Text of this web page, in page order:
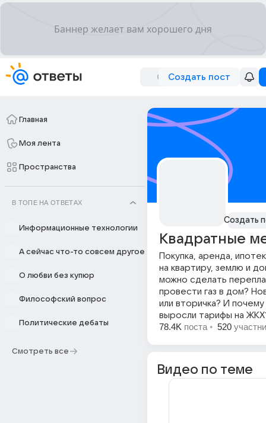
Создать пост
Главная
Моя лента
Пространства
В ТОПЕ НА ОТВЕТАХ
Информационные технологии
А сейчас что-то совсем другое
О любви без купюр
Философский вопрос
Политические дебаты
Смотреть все
Создать
Квадратные
Покупка, аренда,
на квартиру, землю и
можно сделать
провести газ в дом?
или вторичка? И почему
выросли тарифы на
78.4K поста • 520
Видео по теме